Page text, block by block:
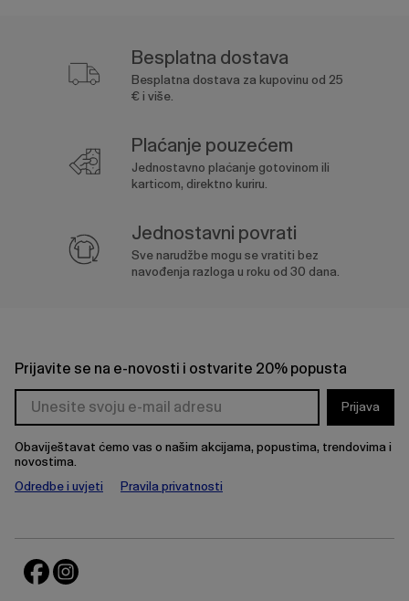
Besplatna dostava
Besplatna dostava za kupovinu od 25
€ i više.
Plaćanje pouzećem
Jednostavno plaćanje gotovinom ili
karticom, direktno kuriru.
Jednostavni povrati
Sve narudžbe mogu se vratiti bez
navođenja razloga u roku od 30 dana.
Prijavite se na e-novosti i ostvarite 20% popusta
Prijava
Obaviještavat ćemo vas o našim akcijama, popustima, trendovima i
novostima.
Odredbe i uvjeti
Pravila privatnosti